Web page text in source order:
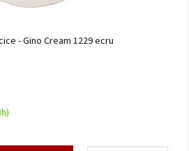
- Gino Cream 1229 ecru